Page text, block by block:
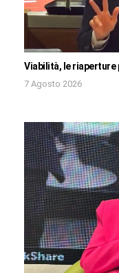
Viabilità, le
7 Agosto 2026